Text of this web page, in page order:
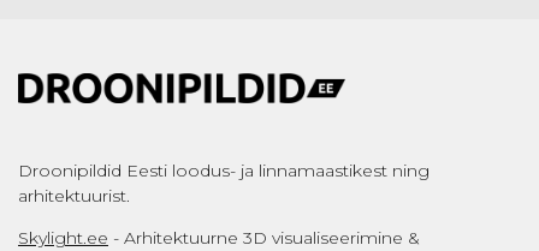
Droonipildid Eesti loodus- ja linnamaastikest ning
arhitektuurist.
Skylight.ee - Arhitektuurne 3D visualiseerimine &